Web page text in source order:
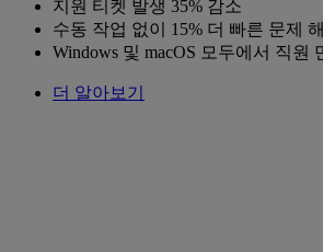
지원 티켓 발생 35% 감소
수동 작업 없이 15% 더 빠른 문제
Windows 및 macOS 모두에서 직원
더 알아보기